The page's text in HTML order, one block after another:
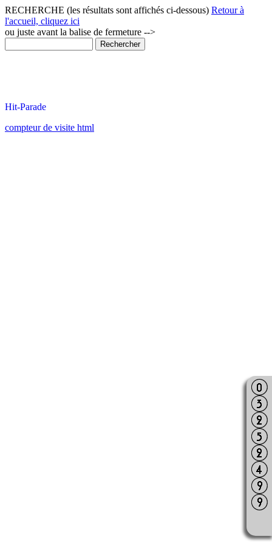
RECHERCHE (les résultats sont affichés ci-dessous) Retour à
l'accueil, cliquez ici
ou juste avant la balise de fermeture -->
compteur de visite html